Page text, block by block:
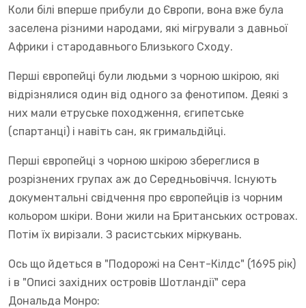
Коли білі вперше прибули до Європи, вона вже була
заселена різними народами, які мігрували з давньої
Африки і стародавнього Близького Сходу.
Перші європейці були людьми з чорною шкірою, які
відрізнялися один від одного за фенотипом. Деякі з
них мали етруське походження, єгипетське
(спартанці) і навіть сан, як гримальдійці.
Перші європейці з чорною шкірою збереглися в
розрізнених групах аж до Середньовіччя. Існують
документальні свідчення про європейців із чорним
кольором шкіри. Вони жили на Британських островах.
Потім їх вирізали. З расистських міркувань.
Ось що йдеться в "Подорожі на Сент-Кілдс" (1695 рік)
і в "Описі західних островів Шотландії" сера
Дональда Монро: